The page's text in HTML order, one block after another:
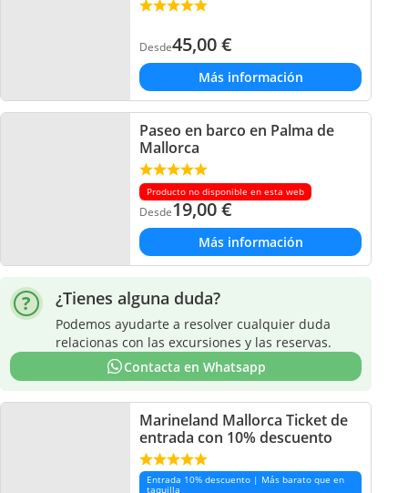
Desde45,00€
Más información
Paseo en barco en Palma de
Mallorca
Producto no disponible en esta web
Desde19,00€
Más información
¿Tienes alguna duda?
Podemos ayudarte a resolver cualquier duda
relacionas con las excursiones y las reservas.
Contacta en Whatsapp
Marineland Mallorca Ticket de
entrada con 10% descuento
Entrada 10% descuento | Más barato que en
taquilla